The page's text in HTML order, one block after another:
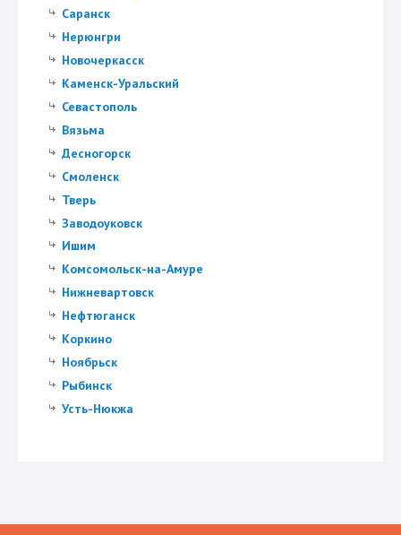
Саранск
Нерюнгри
Новочеркасск
Каменск-Уральский
Севастополь
Вязьма
Десногорск
Смоленск
Тверь
Заводоуковск
Ишим
Комсомольск-на-Амуре
Нижневартовск
Нефтюганск
Коркино
Ноябрьск
Рыбинск
Усть-Нюкжа